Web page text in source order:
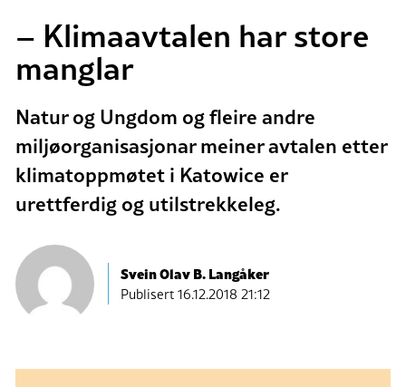
– Klimaavtalen har store
manglar
Natur og Ungdom og fleire andre
miljøorganisasjonar meiner avtalen etter
klimatoppmøtet i Katowice er
urettferdig og utilstrekkeleg.
Svein Olav B. Langåker
Publisert16.12.2018 21:12